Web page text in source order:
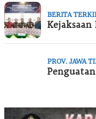
BERITA
PROV. JAWA